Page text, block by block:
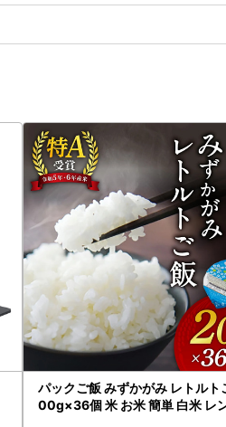
パックご飯 みずかがみ レトルト
00g×36個 米 お米 簡単 白米 レ